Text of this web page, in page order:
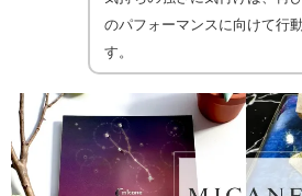
のパフォーマンスに向けて行
す。